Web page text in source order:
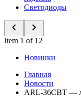
Светодиоды
Item 1 of 12
Новинки
Главная
Новости
ARL-36CBT —